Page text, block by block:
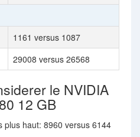
1161 versus 1087
29008 versus 26568
le NVIDIA
12 GB
plus haut: 8960 versus 6144